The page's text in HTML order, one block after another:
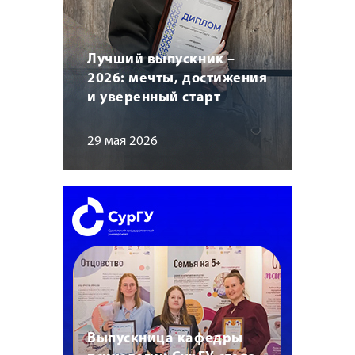
Лучший выпускник –
2026: мечты, достижения
и уверенный старт
29 мая 2026
Выпускница кафедры